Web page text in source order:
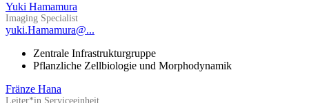
Yuki Hamamura
Imaging Specialist
yuki.Hamamura@...
Zentrale Infrastrukturgruppe
Pflanzliche Zellbiologie und Morphodynamik
Fränze Hana
Leiter*in Serviceeinheit